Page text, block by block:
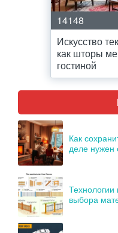
14148
Искусство
как шторы
гостиной
Как
деле нужен
Технологии
выбора